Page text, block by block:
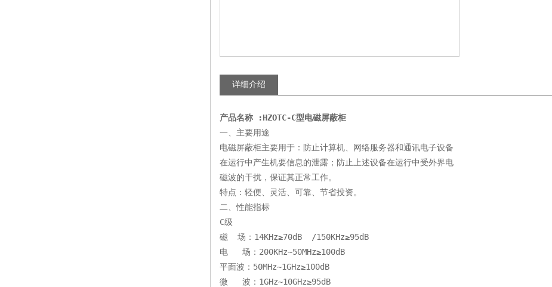
详细介绍
产品名称 :HZOTC-C型电磁屏蔽柜
一、主要用途
电磁屏蔽柜主要用于：防止计算机、网络服务器和通讯电子设备
在运行中产生机要信息的泄露；防止上述设备在运行中受外界电
磁波的干扰，保证其正常工作。
特点：轻便、灵活、可靠、节省投资。
二、性能指标
C级
磁  场：14KHz≥70dB  /150KHz≥95dB
电   场：200KHz~50MHz≥100dB
平面波：50MHz~1GHz≥100dB
微   波：1GHz~10GHz≥95dB